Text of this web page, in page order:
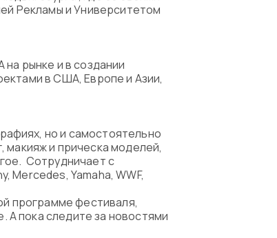
Рекламы и Университетом
рынке и в создании
в США, Европе и Азии,
но и самостоятельно
макияж и прическа моделей,
Сотрудничает с
Mercedes, Yamaha, WWF,
программе фестиваля,
А пока следите за новостями